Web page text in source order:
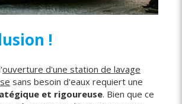
!
ouverture d'une station de lavage
sans besoin d'eaux requiert une
et rigoureuse. Bien que ce